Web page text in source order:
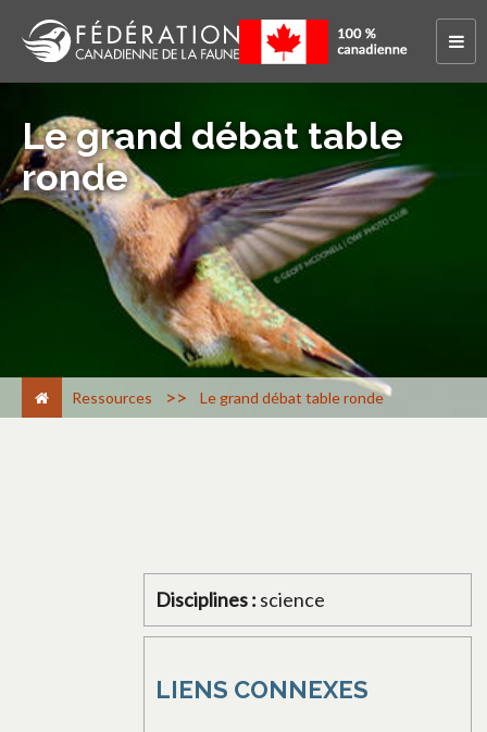
Le grand débat table
ronde
Ressources > Le grand débat table ronde
Disciplines : science
LIENS CONNEXES